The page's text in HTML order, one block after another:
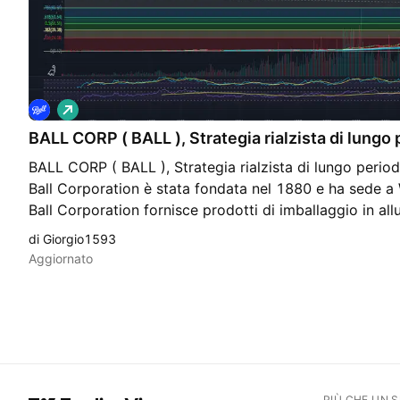
BALL CORP ( BALL ), Strategia rialzista di lungo
BALL CORP ( BALL ), Strategia rialzista di lungo
Ball Corporation è stata fondata nel 1880 e ha sede a
Ball Corporation fornisce prodotti di imballaggio in
bevande, della cura della persona e dei prodotti per la
Brasile e a livello internazionale. Opera attraverso
L
o
n
di Giorgio1593
Aggiornato